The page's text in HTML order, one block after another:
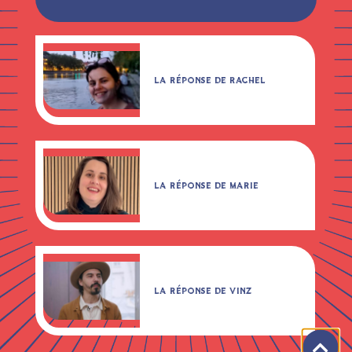
LA RÉPONSE DE RACHEL
LA RÉPONSE DE MARIE
LA RÉPONSE DE VINZ